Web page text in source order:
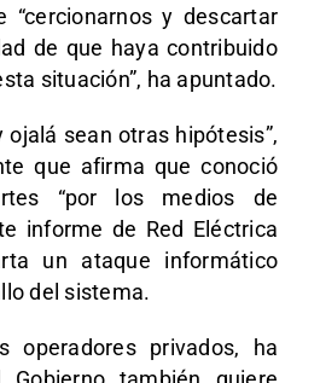
“cercionarnos y descartar
de que haya contribuido
situación”, ha apuntado.
ojalá sean otras hipótesis”,
que afirma que conoció
“por los medios de
informe de Red Eléctrica
un ataque informático
del sistema.
operadores privados, ha